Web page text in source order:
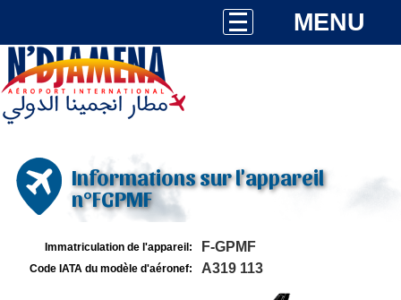
MENU
Informations sur l'appareil
n°FGPMF
Immatriculation de l'appareil: F-GPMF
Code IATA du modèle d'aéronef: A319 113